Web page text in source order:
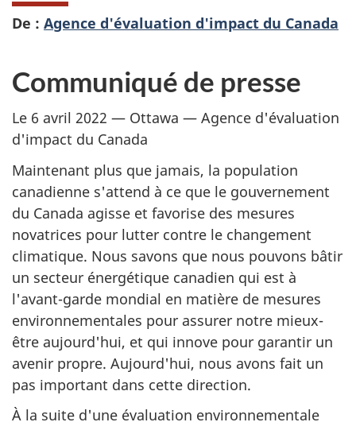
De : Agence d'évaluation d'impact du Canada
Communiqué de presse
Le 6 avril 2022 — Ottawa — Agence d'évaluation
d'impact du Canada
Maintenant plus que jamais, la population
canadienne s'attend à ce que le gouvernement
du Canada agisse et favorise des mesures
novatrices pour lutter contre le changement
climatique. Nous savons que nous pouvons bâtir
un secteur énergétique canadien qui est à
l'avant-garde mondial en matière de mesures
environnementales pour assurer notre mieux-
être aujourd'hui, et qui innove pour garantir un
avenir propre. Aujourd'hui, nous avons fait un
pas important dans cette direction.
À la suite d'une évaluation environnementale